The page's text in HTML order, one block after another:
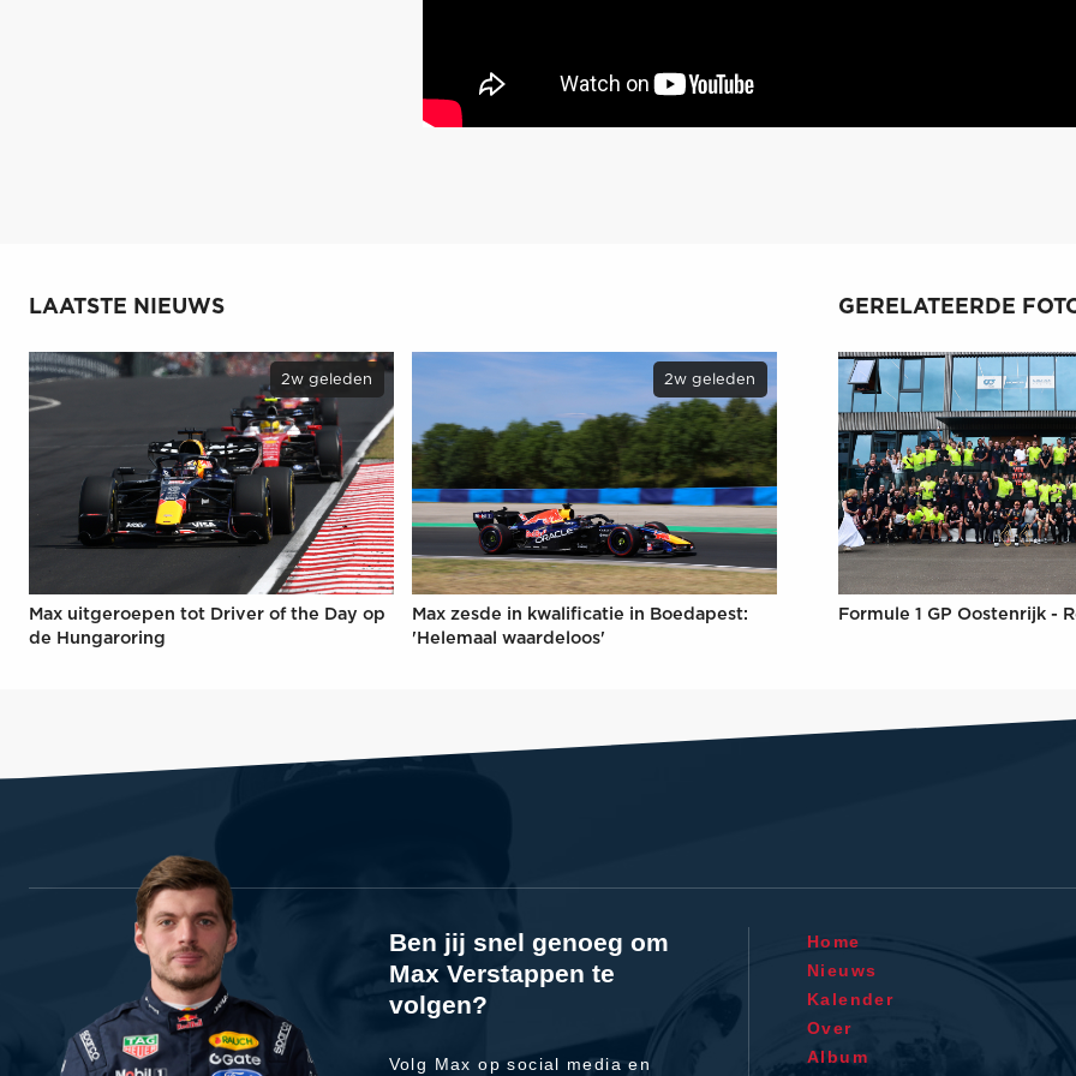
LAATSTE NIEUWS
2w geleden
Max uitgeroepen tot Driver of the Day op
de Hungaroring
2w geleden
Max zesde in kwalificatie in Boedapest:
'Helemaal waardeloos'
GERELATEERDE
Formule 1 GP Oostenrijk -
Ben jij snel genoeg om
Max Verstappen te
volgen?
Volg Max op social media en
Home
Nieuws
Kalender
Over
Album